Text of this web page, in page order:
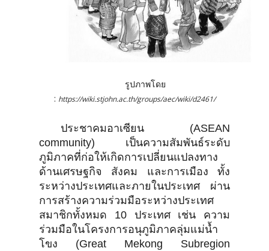
รูปภาพโดย
: https://wiki.stjohn.ac.th/groups/aec/wiki/d2461/
ประชาคมอาเซียน (ASEAN
community) เป็นความสัมพันธ์ระดับ
ภูมิภาคที่ก่อให้เกิดการเปลี่ยนแปลงทาง
ด้านเศรษฐกิจ สังคม และการเมือง ทั้ง
ระหว่างประเทศและภายในประเทศ ผ่าน
การสร้างความร่วมมือระหว่างประเทศ
สมาชิกทั้งหมด 10 ประเทศ เช่น ความ
ร่วมมือในโครงการอนุภูมิภาคลุ่มแม่น้ำ
โขง (Great Mekong Subregion